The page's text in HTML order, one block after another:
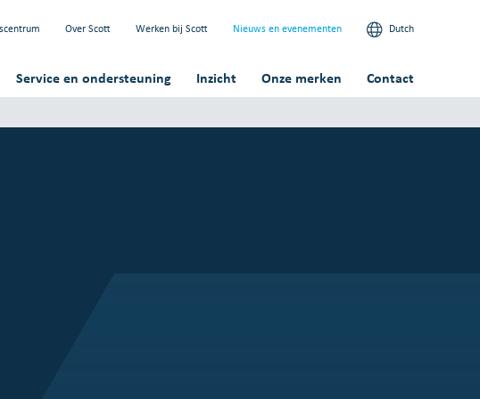
Over Scott Werken bij Scott Nieuws en evenementen Dutch
Service en ondersteuning Inzicht Onze merken Contact